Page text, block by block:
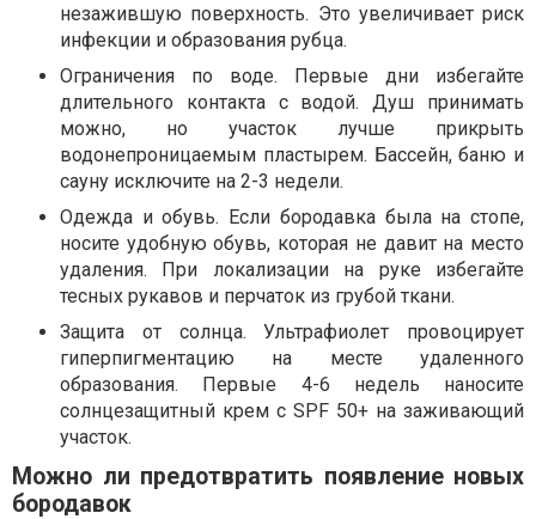
незажившую поверхность. Это увеличивает риск
инфекции и образования рубца.
Ограничения по воде. Первые дни избегайте
длительного контакта с водой. Душ принимать
можно, но участок лучше прикрыть
водонепроницаемым пластырем. Бассейн, баню и
сауну исключите на 2-3 недели.
Одежда и обувь. Если бородавка была на стопе,
носите удобную обувь, которая не давит на место
удаления. При локализации на руке избегайте
тесных рукавов и перчаток из грубой ткани.
Защита от солнца. Ультрафиолет провоцирует
гиперпигментацию на месте удаленного
образования. Первые 4-6 недель наносите
солнцезащитный крем с SPF 50+ на заживающий
участок.
Можно ли предотвратить появление новых
бородавок